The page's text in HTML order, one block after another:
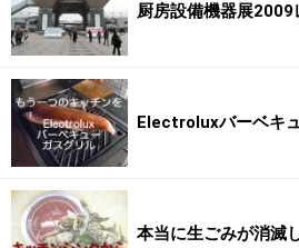
厨房設備機器展2009
Electroluxバーベキ
本当に生ごみが消滅